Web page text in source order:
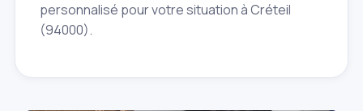
personnalisé pour votre situation à Créteil
(94000).